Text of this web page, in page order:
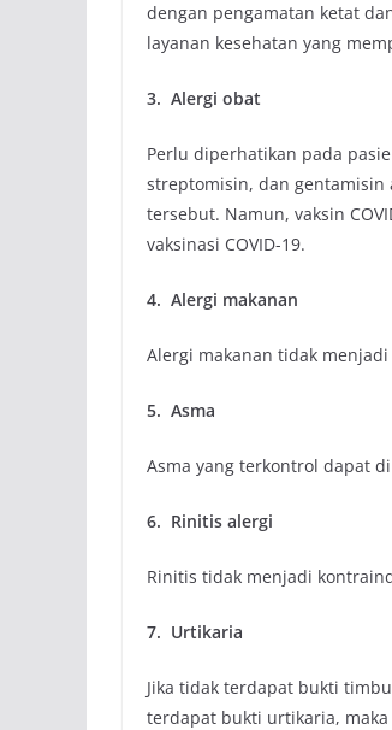
dengan pengamatan ketat
layanan kesehatan yang
3. Alergi obat
Perlu diperhatikan pada
streptomisin, dan gentamisin
tersebut. Namun, vaksin
vaksinasi COVID-19.
4. Alergi makanan
Alergi makanan tidak
5. Asma
Asma yang terkontrol dapat
6. Rinitis alergi
Rinitis tidak menjadi
7. Urtikaria
Jika tidak terdapat bukti
terdapat bukti urtikaria, maka